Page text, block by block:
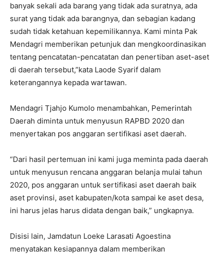
banyak sekali ada barang yang tidak ada suratnya, ada
surat yang tidak ada barangnya, dan sebagian kadang
sudah tidak ketahuan kepemilikannya. Kami minta Pak
Mendagri memberikan petunjuk dan mengkoordinasikan
tentang pencatatan-pencatatan dan penertiban aset-aset
di daerah tersebut,”kata Laode Syarif dalam
keterangannya kepada wartawan.
Mendagri Tjahjo Kumolo menambahkan, Pemerintah
Daerah diminta untuk menyusun RAPBD 2020 dan
menyertakan pos anggaran sertifikasi aset daerah.
“Dari hasil pertemuan ini kami juga meminta pada daerah
untuk menyusun rencana anggaran belanja mulai tahun
2020, pos anggaran untuk sertifikasi aset daerah baik
aset provinsi, aset kabupaten/kota sampai ke aset desa,
ini harus jelas harus didata dengan baik,” ungkapnya.
Disisi lain, Jamdatun Loeke Larasati Agoestina
menyatakan kesiapannya dalam memberikan